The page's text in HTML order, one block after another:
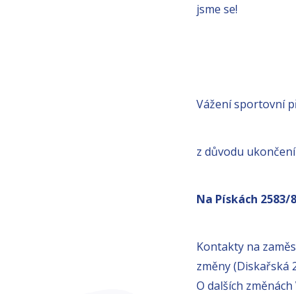
jsme se!
Vážení sportovní
z důvodu
Na Pískách 2583/
Kontakty na
změny (Diskařská
O dalších